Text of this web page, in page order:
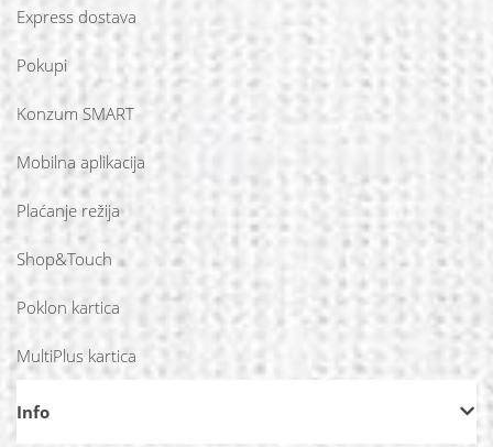
Express dostava
Pokupi
Konzum SMART
Mobilna aplikacija
Plaćanje režija
Shop&Touch
Poklon kartica
MultiPlus kartica
Info